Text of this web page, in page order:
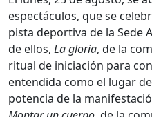
espectáculos, que se
pista deportiva de la Sede
de ellos, La gloria, de la
ritual de iniciación para
entendida como el lugar
potencia de la